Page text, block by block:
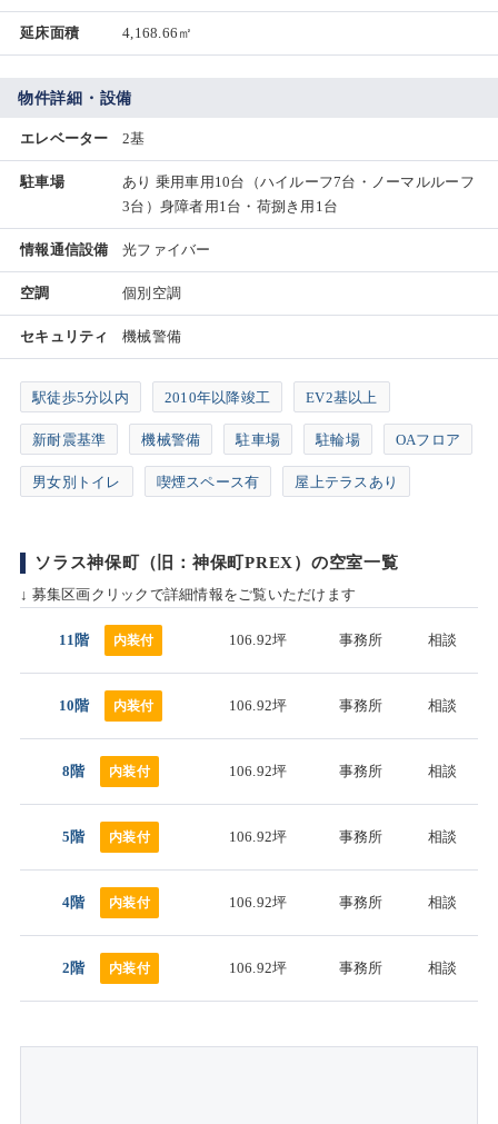
延床面積 4,168.66㎡
物件詳細・設備
エレベーター 2基
駐車場
あり 乗用車用10台（ハイルーフ7台・ノーマルルーフ
3台）身障者用1台・荷捌き用1台
情報通信設備 光ファイバー
空調 個別空調
セキュリティ 機械警備
駅徒歩5分以内 2010年以降竣工 EV2基以上
新耐震基準 機械警備 駐車場 駐輪場 OAフロア
男女別トイレ 喫煙スペース有 屋上テラスあり
ソラス神保町（旧：神保町PREX）の空室一覧
↓ 募集区画クリックで詳細情報をご覧いただけます
11階 内装付 106.92坪 事務所 相談
10階 内装付 106.92坪 事務所 相談
8階 内装付 106.92坪 事務所 相談
5階 内装付 106.92坪 事務所 相談
4階 内装付 106.92坪 事務所 相談
2階 内装付 106.92坪 事務所 相談